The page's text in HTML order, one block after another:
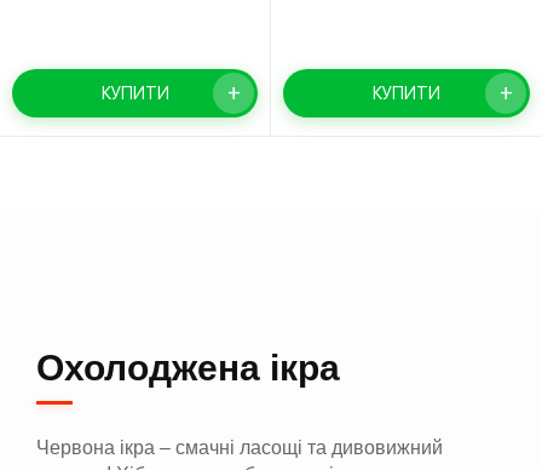
+
КУПИТИ +
КУПИТИ
Охолоджена ікра
Червона ікра – смачні ласощі та дивовижний